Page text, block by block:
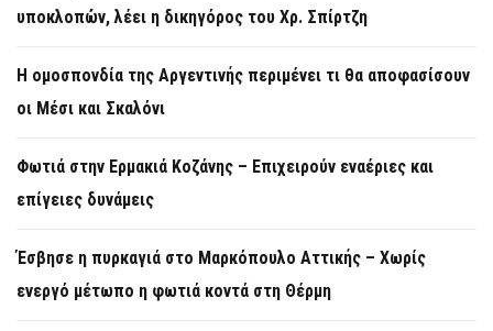
υποκλοπών, λέει η δικηγόρος του Χρ. Σπίρτζη
Η ομοσπονδία της Αργεντινής περιμένει τι θα αποφασίσουν
οι Μέσι και Σκαλόνι
Φωτιά στην Ερμακιά Κοζάνης – Επιχειρούν εναέριες και
επίγειες δυνάμεις
Έσβησε η πυρκαγιά στο Μαρκόπουλο Αττικής – Χωρίς
ενεργό μέτωπο η φωτιά κοντά στη Θέρμη